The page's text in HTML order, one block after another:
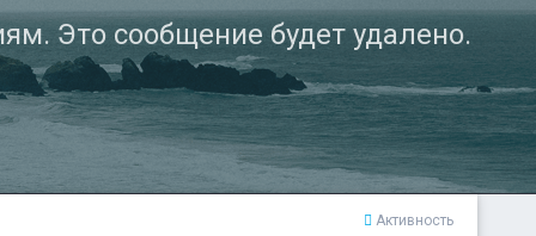
Это сообщение будет удалено.
Активность